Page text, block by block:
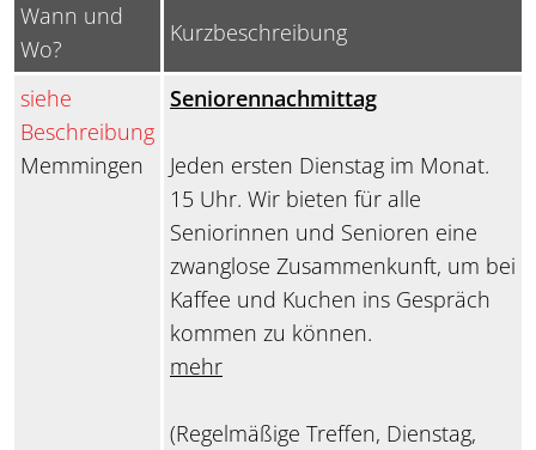
Wann und
Wo?
Kurzbeschreibung
siehe
Beschreibung
Memmingen
Seniorennachmittag
Jeden ersten Dienstag im Monat.
15 Uhr. Wir bieten für alle
Seniorinnen und Senioren eine
zwanglose Zusammenkunft, um bei
Kaffee und Kuchen ins Gespräch
kommen zu können.
mehr
(Regelmäßige Treffen, Dienstag,